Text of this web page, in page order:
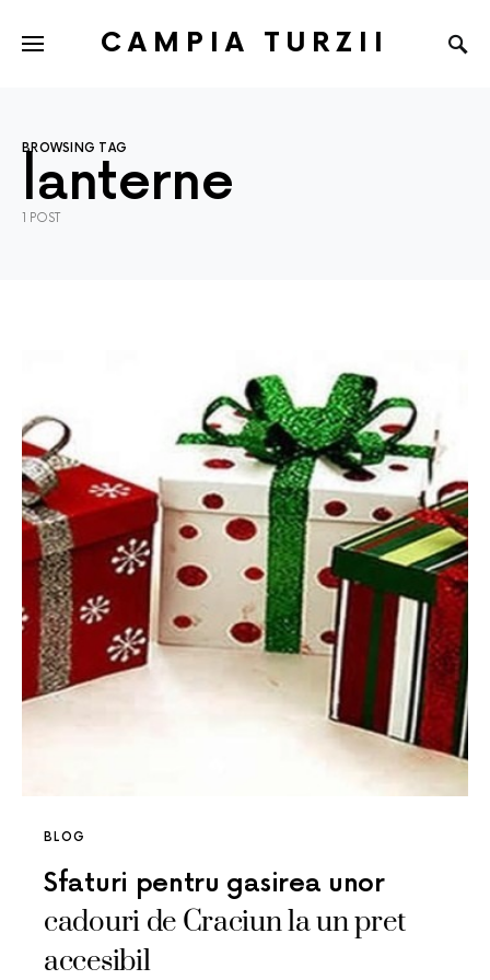
CAMPIA TURZII
BROWSING TAG
lanterne
1 POST
BLOG
Sfaturi pentru gasirea unor
cadouri de Craciun la un pret
accesibil